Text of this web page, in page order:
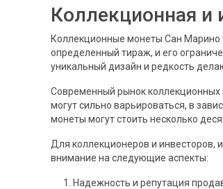
Коллекционная и
Коллекционные монеты Сан
определенный тираж, и его
уникальный дизайн и редкость
Современный рынок
могут сильно варьироваться, в
монеты могут стоить несколько
Для коллекционеров и инвесторов,
внимание на следующие аспекты:
Надежность и репутация